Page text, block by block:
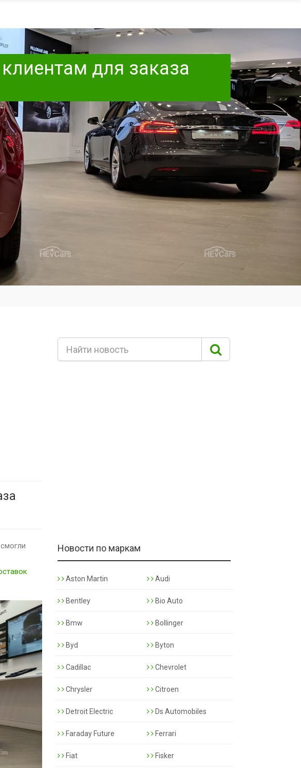
для заказа
Новости по маркам
Aston Martin Audi
Bentley Bio Auto
Bmw Bollinger
Byd Byton
Cadillac Chevrolet
Chrysler Citroen
Detroit Electric Ds Automobiles
Faraday Future Ferrari
Fiat Fisker